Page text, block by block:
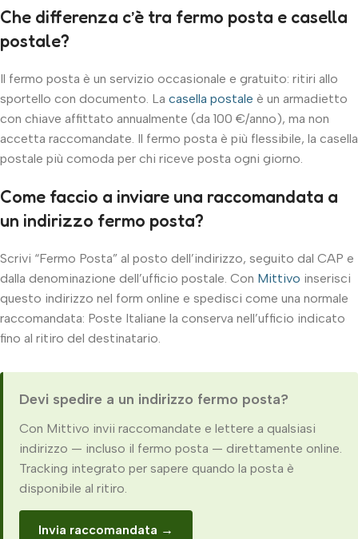
Che differenza c’è tra fermo posta e casella
postale?
Il fermo posta è un servizio occasionale e gratuito: ritiri allo
sportello con documento. La casella postale è un armadietto
con chiave affittato annualmente (da 100 €/anno), ma non
accetta raccomandate. Il fermo posta è più flessibile, la casella
postale più comoda per chi riceve posta ogni giorno.
Come faccio a inviare una raccomandata a
un indirizzo fermo posta?
Scrivi “Fermo Posta” al posto dell’indirizzo, seguito dal CAP e
dalla denominazione dell’ufficio postale. Con Mittivo inserisci
questo indirizzo nel form online e spedisci come una normale
raccomandata: Poste Italiane la conserva nell’ufficio indicato
fino al ritiro del destinatario.
Devi spedire a un indirizzo fermo posta?
Con Mittivo invii raccomandate e lettere a qualsiasi
indirizzo — incluso il fermo posta — direttamente online.
Tracking integrato per sapere quando la posta è
disponibile al ritiro.
Invia raccomandata →